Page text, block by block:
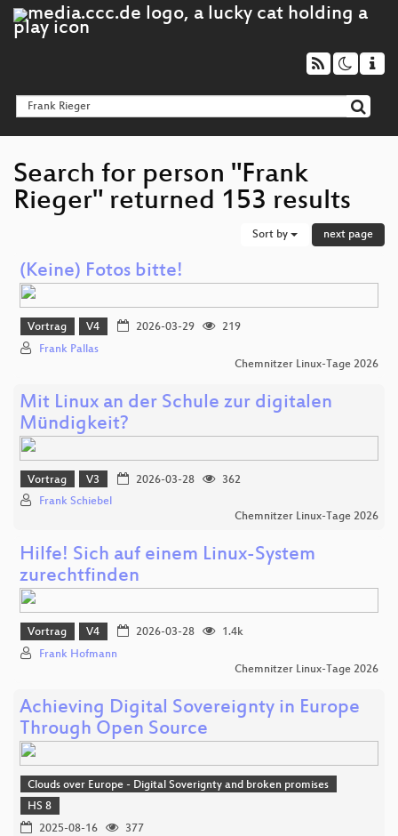
Search for person "Frank
Rieger" returned 153 results
Sort by next page
(Keine) Fotos bitte!
Vortrag V4 2026-03-29
219
Frank Pallas
Chemnitzer Linux-Tage 2026
Mit Linux an der Schule zur digitalen
Mündigkeit?
Vortrag V3 2026-03-28
362
Frank Schiebel
Chemnitzer Linux-Tage 2026
Hilfe! Sich auf einem Linux-System
zurechtfinden
Vortrag V4 2026-03-28
1.4k
Frank Hofmann
Chemnitzer Linux-Tage 2026
Achieving Digital Sovereignty in Europe
Through Open Source
Clouds over Europe - Digital Soverignty and broken promises
HS 8
2025-08-16
377